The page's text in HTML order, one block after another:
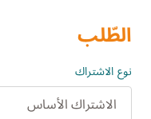
الطّلب
نوع الاشتراك
الاشتراك الأساس